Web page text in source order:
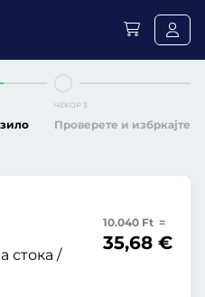
ЧЕКОР 3
Проверете и избркајте
стока /
10.040 Ft =
35,68 €